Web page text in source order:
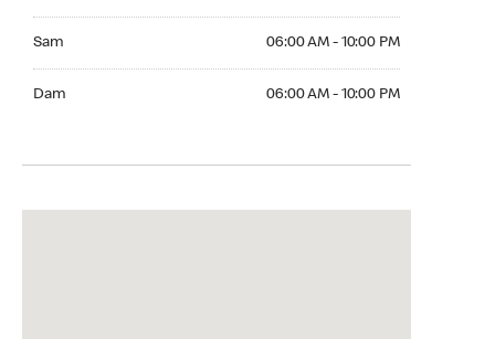
Sam 06:00 AM - 10:00 PM
Dam 06:00 AM - 10:00 PM